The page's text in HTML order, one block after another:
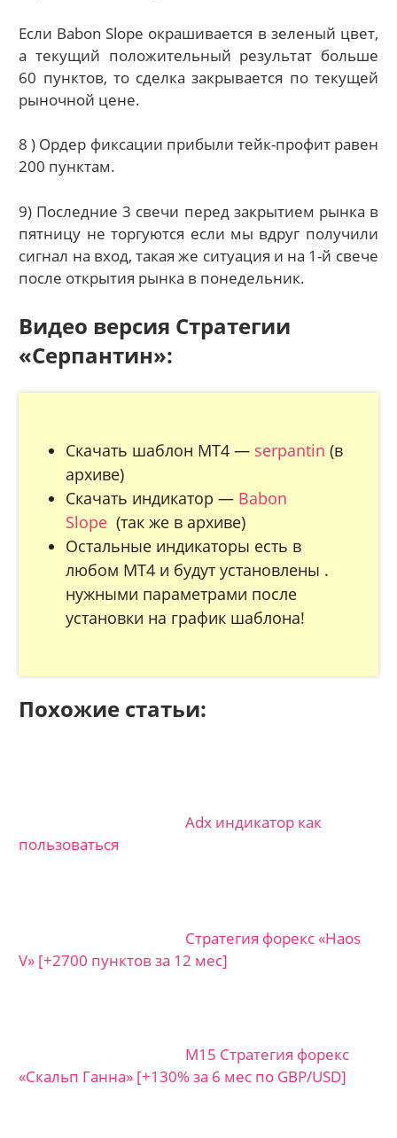
Если Babon Slope окрашивается в зеленый цвет,
а текущий положительный результат больше
60 пунктов, то сделка закрывается по текущей
рыночной цене.
8 ) Ордер фиксации прибыли тейк-профит равен
200 пунктам.
9) Последние 3 свечи перед закрытием рынка в
пятницу не торгуются если мы вдруг получили
сигнал на вход, такая же ситуация и на 1-й свече
после открытия рынка в понедельник.
Видео версия Стратегии
«Серпантин»:
Скачать шаблон МТ4 — serpantin (в
архиве)
Скачать индикатор — Babon
Slope(так же в архиве)
Остальные индикаторы есть в
любом МТ4 и будут установлены .
нужными параметрами после
установки на график шаблона!
Похожие статьи:
Adx индикатор как
пользоваться
Стратегия форекс «Haos
V» [+2700 пунктов за 12 мес]
M15 Стратегия форекс
«Скальп Ганна» [+130% за 6 мес по GBP/USD]